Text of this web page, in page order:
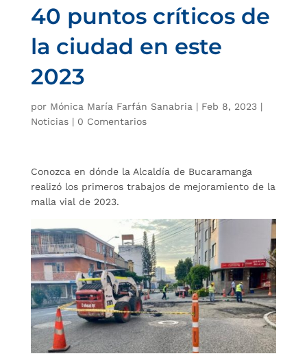
40 puntos críticos de
la ciudad en este
2023
por Mónica María Farfán Sanabria | Feb 8, 2023|
Noticias| 0 Comentarios
Conozca en dónde la Alcaldía de Bucaramanga
realizó los primeros trabajos de mejoramiento de la
malla vial de 2023.